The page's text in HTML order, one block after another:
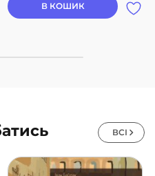
В КОШИК
ВСІ